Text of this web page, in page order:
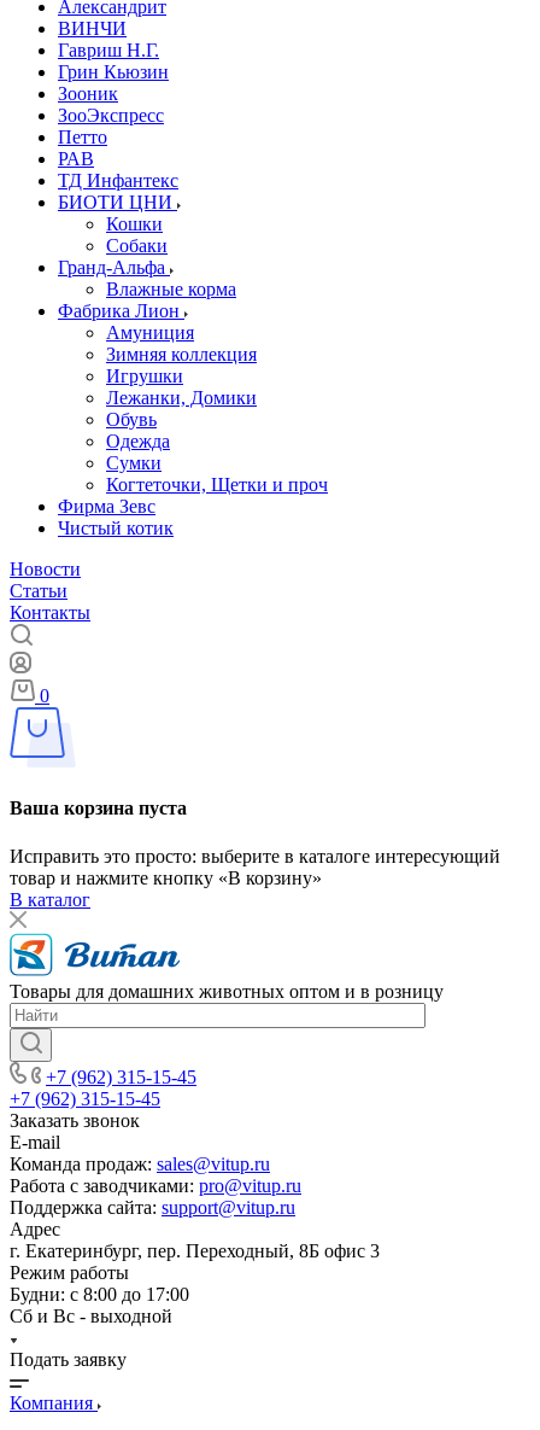
Александрит
ВИНЧИ
Гавриш Н.Г.
Грин Кьюзин
Зооник
ЗооЭкспресс
Петто
РАВ
ТД Инфантекс
БИОТИ ЦНИ
Кошки
Собаки
Гранд-Альфа
Влажные корма
Фабрика Лион
Амуниция
Зимняя коллекция
Игрушки
Лежанки, Домики
Обувь
Одежда
Сумки
Когтеточки, Щетки и проч
Фирма Зевс
Чистый котик
Новости
Статьи
Контакты
0
Ваша корзина пуста
Исправить это просто: выберите в каталоге интересующий
товар и нажмите кнопку «В корзину»
В каталог
Товары для домашних животных оптом и в розницу
+7 (962) 315-15-45
+7 (962) 315-15-45
Заказать звонок
E-mail
Команда продаж: sales@vitup.ru
Работа с заводчиками: pro@vitup.ru
Поддержка сайта: support@vitup.ru
Адрес
г. Екатеринбург, пер. Переходный, 8Б офис 3
Режим работы
Будни: с 8:00 до 17:00
Сб и Вс - выходной
Подать заявку
Компания